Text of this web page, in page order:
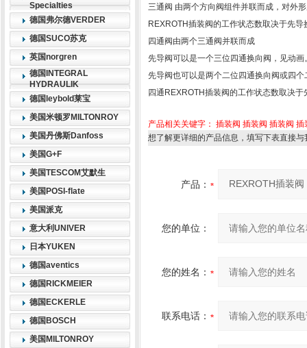
Specialties
德国弗尔德VERDER
德国SUCO苏克
英国norgren
德国INTEGRAL
HYDRAULIK
德国leybold莱宝
美国米顿罗MILTONROY
美国丹佛斯Danfoss
美国G+F
美国TESCOM艾默生
美国POSI-flate
美国派克
意大利UNIVER
日本YUKEN
德国aventics
德国RICKMEIER
德国ECKERLE
德国BOSCH
美国MILTONROY
三通阀 由两个方向阀组件并联而成，对外
REXROTH插装阀的工作状态数取决于先
四通阀由两个三通阀并联而成
先导阀可以是一个三位四通换向阀，见动画
先导阀也可以是两个二位四通换向阀或四
四通REXROTH插装阀的工作状态数取决
产品相关关键字： 插装阀 插装阀 插装阀 插
想了解更详细的产品信息，填写下表直接与
产品：
您的单位：
您的姓名：
联系电话：